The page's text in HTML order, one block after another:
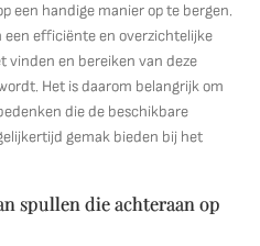
een handige manier op te bergen.
een efficiënte en overzichtelijke
vinden en bereiken van deze
Het is daarom belangrijk om
die de beschikbare
gemak bieden bij het
spullen die achteraan op